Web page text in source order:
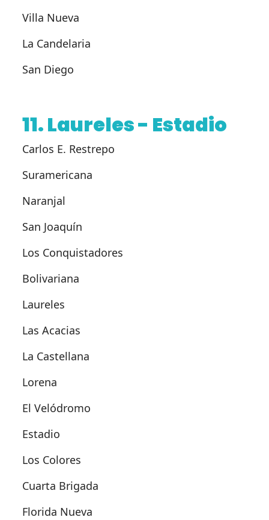
Villa Nueva
La Candelaria
San Diego
11. Laureles - Estadio
Carlos E. Restrepo
Suramericana
Naranjal
San Joaquín
Los Conquistadores
Bolivariana
Laureles
Las Acacias
La Castellana
Lorena
El Velódromo
Estadio
Los Colores
Cuarta Brigada
Florida Nueva